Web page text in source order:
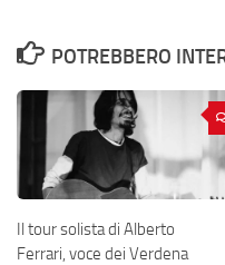
POTREBBERO
Il tour solista di Alberto
Ferrari, voce dei Verdena